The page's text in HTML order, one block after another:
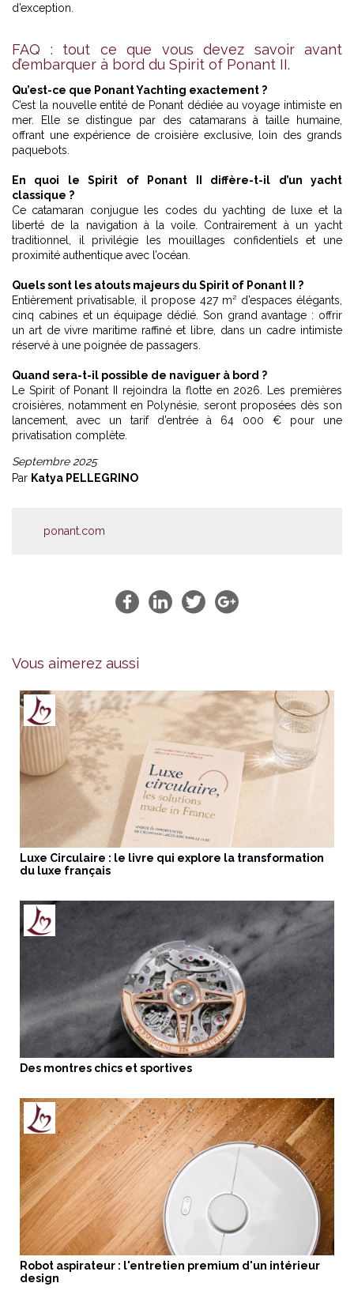
d’exception.
FAQ : tout ce que vous devez savoir avant
d’embarquer à bord du Spirit of Ponant II.
Qu’est-ce que Ponant Yachting exactement ?
C’est la nouvelle entité de Ponant dédiée au voyage intimiste en
mer. Elle se distingue par des catamarans à taille humaine,
offrant une expérience de croisière exclusive, loin des grands
paquebots.
En quoi le Spirit of Ponant II diffère-t-il d’un yacht
classique ?
Ce catamaran conjugue les codes du yachting de luxe et la
liberté de la navigation à la voile. Contrairement à un yacht
traditionnel, il privilégie les mouillages confidentiels et une
proximité authentique avec l’océan.
Quels sont les atouts majeurs du Spirit of Ponant II ?
Entièrement privatisable, il propose 427 m² d’espaces élégants,
cinq cabines et un équipage dédié. Son grand avantage : offrir
un art de vivre maritime raffiné et libre, dans un cadre intimiste
réservé à une poignée de passagers.
Quand sera-t-il possible de naviguer à bord ?
Le Spirit of Ponant II rejoindra la flotte en 2026. Les premières
croisières, notamment en Polynésie, seront proposées dès son
lancement, avec un tarif d’entrée à 64 000 € pour une
privatisation complète.
Septembre 2025
Par Katya PELLEGRINO
ponant.com
Vous aimerez aussi
Luxe Circulaire : le livre qui explore la transformation
du luxe français
Des montres chics et sportives
Robot aspirateur : l'entretien premium d'un intérieur
design